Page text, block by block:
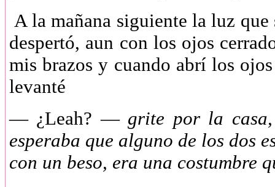
A la mañana siguiente la luz
despertó, aun con los ojos
mis brazos y cuando abrí los
levanté
— ¿Leah? — grite por la casa,
esperaba que alguno de los dos
con un beso, era una costumbre